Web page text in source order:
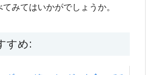
みてはいかがでしょうか。
すめ: